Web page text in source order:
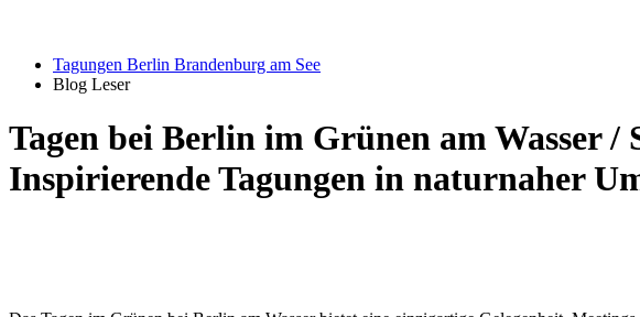
Tagungen Berlin Brandenburg am See
Blog Leser
Tagen bei Berlin im Grünen am Wasser /
Inspirierende Tagungen in naturnaher